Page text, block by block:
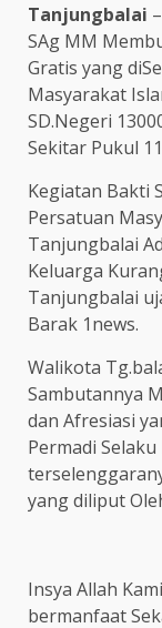
Tanjungbalai
SAg MM
Gratis yang
Masyarakat
SD.Negeri
Sekitar Pukul
Kegiatan Bakti
Persatuan
Tanjungbalai
Keluarga
Tanjungbalai
Barak 1news.
Walikota
Sambutannya
dan Afresiasi
Permadi
yang diliput
Insya Allah
bermanfaat